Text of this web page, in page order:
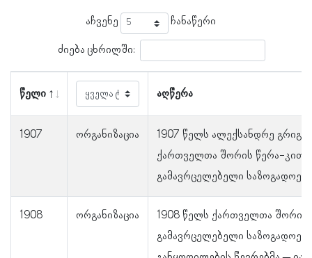
აჩვენე ჩანაწერი
ძიება ცხრილში:
წელი აღწერა
1907 ორგანიზაცია
1907 წელს ალექსანდრე
ქართველთა შორის წერა-
გამავრცელებელი
1908 ორგანიზაცია
1908 წელს ქართველთა შორის
გამავრცელებელი